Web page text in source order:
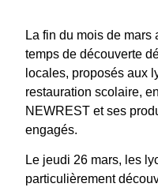
La fin du mois de
temps de découverte
locales, proposés aux
restauration scolaire,
NEWREST et ses
engagés.
Le jeudi 26 mars, les
particulièrement